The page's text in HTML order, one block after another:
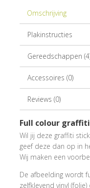
Omschrijving
Plakinstructies
Gereedschappen
Accessoires (0)
Reviews (0)
Full colour
Wil jij deze graffiti
geef deze dan op in
Wij maken een
De afbeelding wordt
zelfklevend vinyl